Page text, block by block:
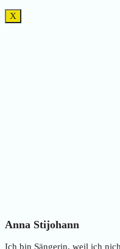
X
Anna Stijohann
Ich bin Sängerin, weil ich